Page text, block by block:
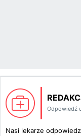
Odpowiedź
Nasi lekarze